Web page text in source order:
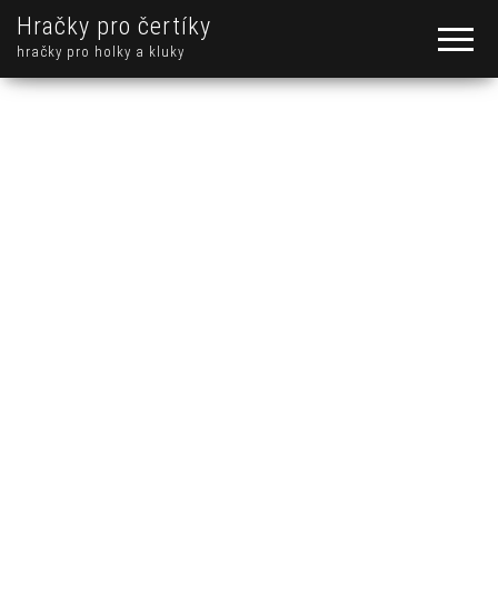
Hračky pro čertíky
hračky pro holky a kluky